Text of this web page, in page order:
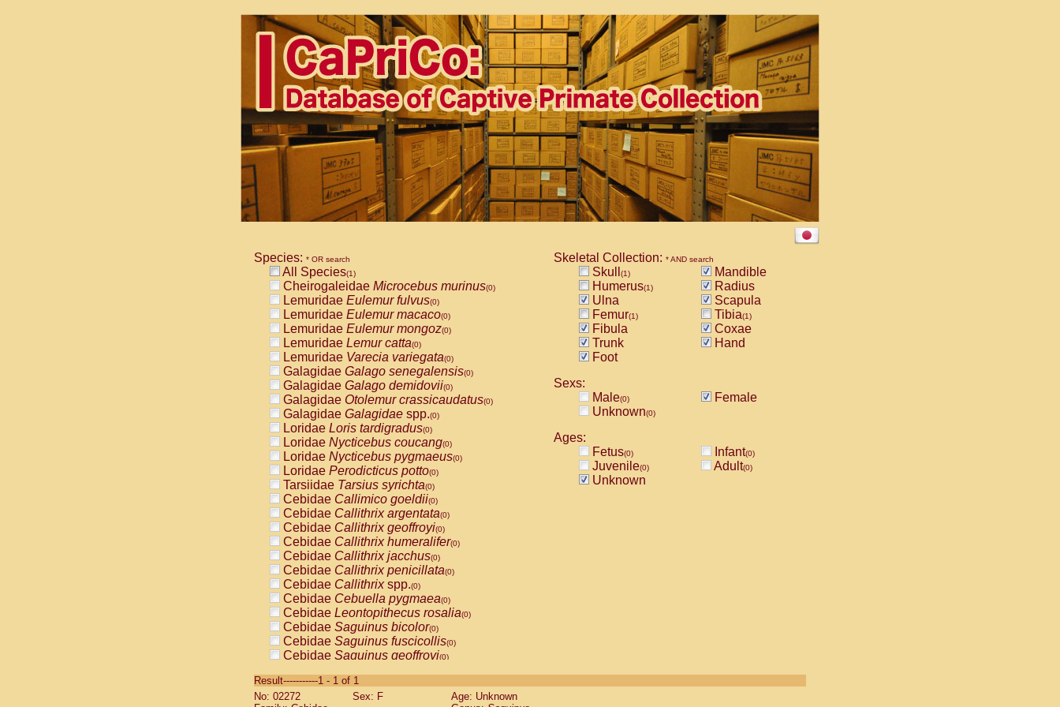
Species: * OR search
All Species(1)
Cheirogaleidae Microcebus murinus(0)
Lemuridae Eulemur fulvus(0)
Lemuridae Eulemur macaco(0)
Lemuridae Eulemur mongoz(0)
Lemuridae Lemur catta(0)
Lemuridae Varecia variegata(0)
Galagidae Galago senegalensis(0)
Galagidae Galago demidovii(0)
Galagidae Otolemur crassicaudatus(0)
Galagidae Galagidae spp.(0)
Loridae Loris tardigradus(0)
Loridae Nycticebus coucang(0)
Loridae Nycticebus pygmaeus(0)
Loridae Perodicticus potto(0)
Tarsiidae Tarsius syrichta(0)
Cebidae Callimico goeldii(0)
Cebidae Callithrix argentata(0)
Cebidae Callithrix geoffroyi(0)
Cebidae Callithrix humeralifer(0)
Cebidae Callithrix jacchus(0)
Cebidae Callithrix penicillata(0)
Cebidae Callithrixspp.(0)
Cebidae Cebuella pygmaea(0)
Cebidae Leontopithecus rosalia(0)
Cebidae Saguinus bicolor(0)
Cebidae Saguinus fuscicollis(0)
Cebidae Saguinus geoffroyi(0)
CebidaeSaguinus labiatus(0)
Cebidae Saguinus leucopus (0)
Skeletal Collection: * AND search
Skull (1)
Mandible
Humerus(1)
Radius
Ulna
Scapula
Femur(1) Tibia(1)
Fibula
Coxae
Trunk
Hand
Foot
Sexs:
Male(0)
Female
Unknown(0)
Ages:
Fetus(0) Infant(0)
Juvenile(0) Adult(0)
Unknown
Result-----------1 - 1 of 1
No: 02272
Sex: F
Age: Unknown